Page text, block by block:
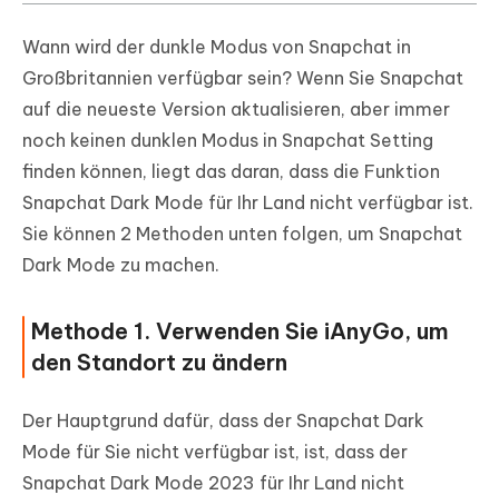
Wann wird der dunkle Modus von Snapchat in
Großbritannien verfügbar sein? Wenn Sie Snapchat
auf die neueste Version aktualisieren, aber immer
noch keinen dunklen Modus in Snapchat Setting
finden können, liegt das daran, dass die Funktion
Snapchat Dark Mode für Ihr Land nicht verfügbar ist.
Sie können 2 Methoden unten folgen, um Snapchat
Dark Mode zu machen.
Methode 1. Verwenden Sie iAnyGo, um
den Standort zu ändern
Der Hauptgrund dafür, dass der Snapchat Dark
Mode für Sie nicht verfügbar ist, ist, dass der
Snapchat Dark Mode 2023 für Ihr Land nicht